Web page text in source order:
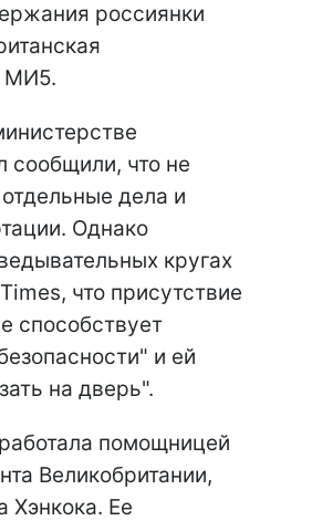
россиянки
МИ5.
сообщили, что не
дела и
Однако
кругах
что присутствие
способствует
и ей
на дверь".
помощницей
Великобритании,
Хэнкока. Ее